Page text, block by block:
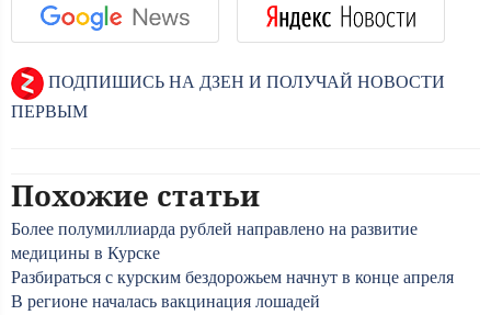
ПОДПИШИСЬ НА ДЗЕН И ПОЛУЧАЙ НОВОСТИ
ПЕРВЫМ
Похожие статьи
Более полумиллиарда рублей направлено на развитие
медицины в Курске
Разбираться с курским бездорожьем начнут в конце апреля
В регионе началась вакцинация лошадей